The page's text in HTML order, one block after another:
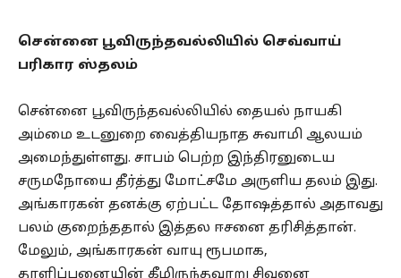
சென்னை பூவிருந்தவல்லியில் செவ்வாய்
பரிகார ஸ்தலம்
சென்னை பூவிருந்தவல்லியில் தையல் நாயகி
அம்மை உடனுறை வைத்தியநாத சுவாமி ஆலயம்
அமைந்துள்ளது. சாபம் பெற்ற இந்திரனுடைய
சருமநோயை தீர்த்து மோட்சமே அருளிய தலம் இது.
அங்காரகன் தனக்கு ஏற்பட்ட தோஷத்தால் அதாவது
பலம் குறைந்ததால் இத்தல ஈசனை தரிசித்தான்.
மேலும், அங்காரகன் வாயு ரூபமாக,